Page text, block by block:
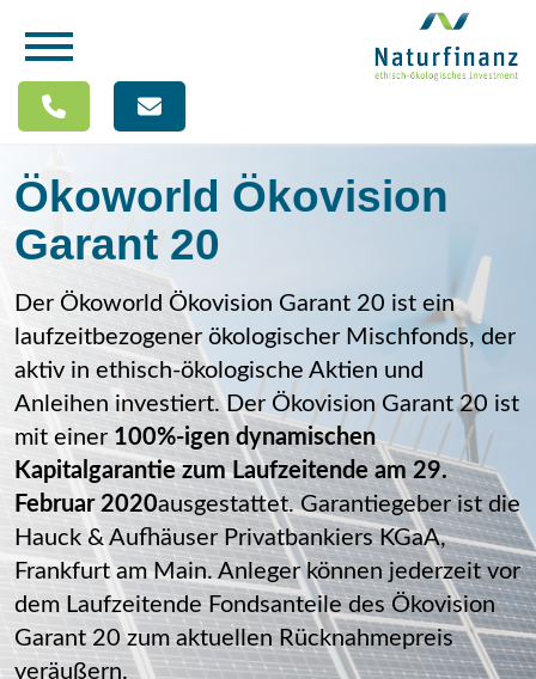
Ökoworld Ökovision
Garant 20
Der Ökoworld Ökovision Garant 20 ist ein
laufzeitbezogener ökologischer Mischfonds, der
aktiv in ethisch-ökologische Aktien und
Anleihen investiert. Der Ökovision Garant 20 ist
mit einer 100%-igen dynamischen
Kapitalgarantie zum Laufzeitende am 29.
Februar 2020ausgestattet. Garantiegeber ist die
Hauck & Aufhäuser Privatbankiers KGaA,
Frankfurt am Main. Anleger können jederzeit vor
dem Laufzeitende Fondsanteile des Ökovision
Garant 20 zum aktuellen Rücknahmepreis
veräußern.